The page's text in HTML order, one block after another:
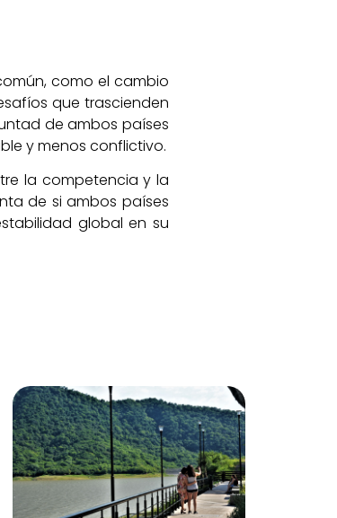
como el cambio
que trascienden
de ambos países
y menos conflictivo.
la competencia y la
de si ambos países
global en su